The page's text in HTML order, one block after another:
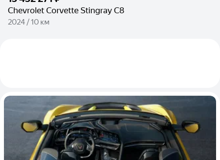
Chevrolet Corvette Stingray C8
2024 / 10 км